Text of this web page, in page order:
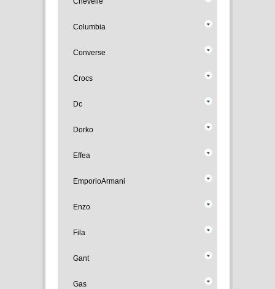
Columbia
Converse
Crocs
Dc
Dorko
Effea
EmporioArmani
Enzo
Fila
Gant
Gas